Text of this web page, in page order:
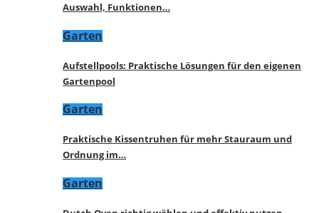
Auswahl, Funktionen…
Garten
Aufstellpools: Praktische Lösungen für den eigenen
Gartenpool
Garten
Praktische Kissentruhen für mehr Stauraum und
Ordnung im…
Garten